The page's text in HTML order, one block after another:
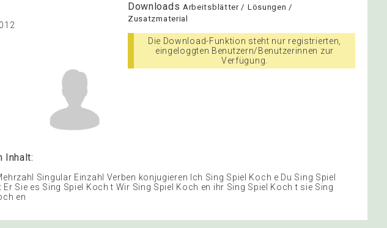
Downloads Arbeitsblätter / Lösungen /
Zusatzmaterial
Die Download-Funktion steht nur registrierten,
eingeloggten Benutzern/Benutzerinnen zur
Verfügung.
Inhalt:
Singular Einzahl Verben konjugieren Ich Sing Spiel Koch e Du Sing Spiel
Er Sie es Sing Spiel Koch t Wir Sing Spiel Koch en ihr Sing Spiel Koch t sie Sing
en